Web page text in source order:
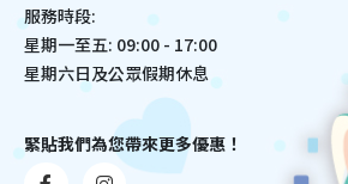
服務時段:
星期一至五: 09:00 - 17:00
星期六日及公眾假期休息
緊貼我們為您帶來更多優惠！